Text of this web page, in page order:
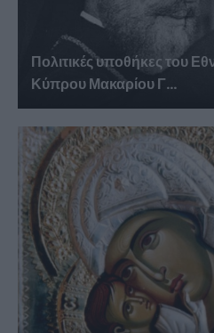
Πολιτικές υποθήκες του
Κύπρου Μακαρίου Γ...